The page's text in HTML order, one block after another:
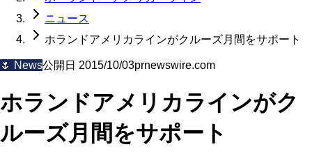
ニュース
ホランドアメリカラインがクルーズ月間をサポート
🌷 News公開日 2015/10/03prnewswire.com
ホランドアメリカラインがク
ルーズ月間をサポート